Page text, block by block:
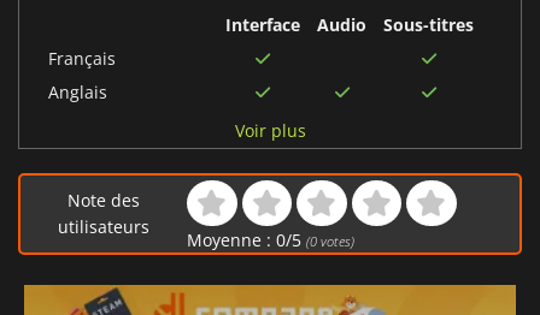
Interface
Audio
Sous-titres
Français
Anglais
Chinois simplifié
Arabe
Espagnol
Portugais brésilien
Voir plus
Note des
utilisateurs
Moyenne : 0/5 (0votes)